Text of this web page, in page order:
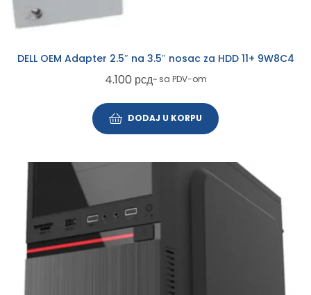
DELL OEM Adapter 2.5″ na 3.5″ nosac za HDD 11+ 9W8C4
4.100 рсд~ sa PDV-om
DODAJ U KORPU